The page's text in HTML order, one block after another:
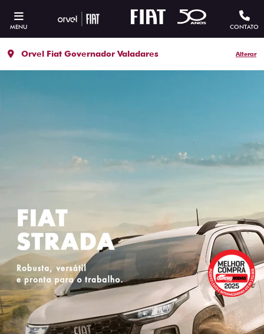
MENU CONTATO
Orvel Fiat Governador Valadares Alterar